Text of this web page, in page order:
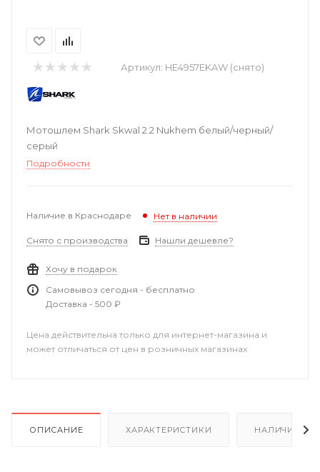
Артикул: HE4957EKAW (снято)
Мотошлем Shark Skwal 2.2 Nukhem белый/черный/
серый
Подробности
Наличие в Краснодаре Нет в наличии
Снято с производства Нашли дешевле?
Хочу в подарок
Самовывоз сегодня - бесплатно
Доставка - 500 ₽
Цена действительна только для интернет-магазина и
может отличаться от цен в розничных магазинах
ОПИСАНИЕ ХАРАКТЕРИСТИКИ НАЛИЧИЕ В